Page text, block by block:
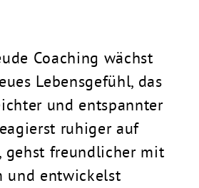
Coaching wächst
Lebensgefühl, das
und entspannter
ruhiger auf
gehst freundlicher mit
und entwickelst